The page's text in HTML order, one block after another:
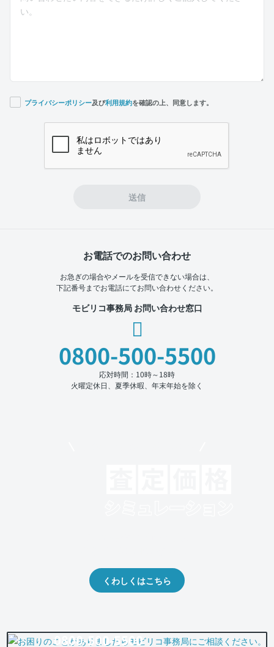
プライバシーポリシー及び利用規約を確認の上、同意します。
送信
お電話でのお問い合わせ
お急ぎの場合やメールを受信できない場合は、
下記番号までお電話にてお問い合わせください。
モビリコ事務局 お問い合わせ窓口
0800-500-5500
応対時間：10時～18時
火曜定休日、夏季休暇、年末年始を除く
くわしくはこちら
0800-500-5500